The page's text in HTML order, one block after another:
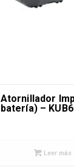
Atornillador
batería) –
Leer más